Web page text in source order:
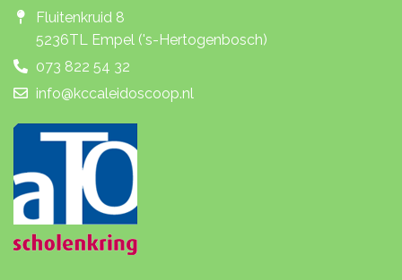
Fluitenkruid 8
5236TL Empel ('s-Hertogenbosch)
073 822 54 32
info@kccaleidoscoop.nl